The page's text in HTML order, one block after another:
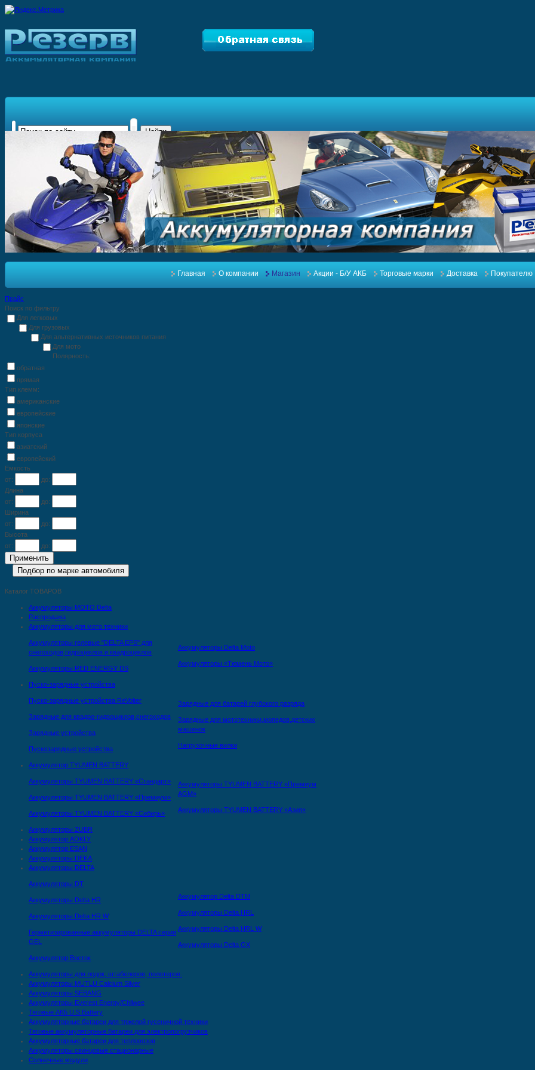
Главная О компании Магазин Акции - Б/У АКБ Торговые марки Доставка Покупателю
Прайс
Поиск по фильтру
Для легковых
Для грузовых
Для альтернативных источников питания
Для мото
Полярность:
обратная
прямая
Тип клемм:
американские
европейские
японские
Тип корпуса
азиатский
европейский
Емкость
от:
до:
Длина
от:
до:
Ширина
от:
до:
Высота
от:
до:
Каталог ТОВАРОВ
Аккумуляторы MOTO Delta
Распродажа
Аккумуляторы для мото техники
Аккумуляторы гелевые "DELTA EPS" для
снегоходов,гидроциклов и квадроциклов
Аккумуляторы RED ENERGY DS
Аккумуляторы Delta Moto
Аккумуляторы «Тюмень Мото»
Пуско-зарядные устройства
Пуско-зарядные устройства ReVolter
Зарядные для квадро-гидроциклов,снегоходов
Зарядные устройства
Пускозарядные устройства
Зарядные для батарей глубокого разряда
Зарядные для мототехники,мопедов,детских
машинок
Нагрузочные вилки
Аккумулятор TYUMEN BATTERY
Аккумуляторы TYUMEN BATTERY «Стандарт»
Аккумуляторы TYUMEN BATTERY «Премиум»
Аккумуляторы TYUMEN BATTERY «Сибирь»
Аккумуляторы TYUMEN BATTERY «Премиум
AGM»
Аккумуляторы TYUMEN BATTERY «Азия»
Аккумуляторы ZUBR
Аккумулятор AOKLY
Аккумулятор ESAN
Аккумуляторы DEKA
Аккумуляторы DELTA
Аккумуляторы DT
Аккумуляторы Delta HR
Аккумуляторы Delta HR W
Герметизированные аккумуляторы DELTA серии
GEL
Аккумулятор Восток
Аккумулятор Delta DTМ
Аккумуляторы Delta HRL
Аккумуляторы Delta HRL W
Аккумуляторы Delta GX
Аккумуляторы для лодок, штабелеров, полотеров.
Аккумуляторы MUTLU Calcium Silver
Аккумуляторы SEBANG
Аккумуляторы Everest Energy/Chilwee
Тяговые АКБ U.S.Battery
Аккумуляторные батареи для тяжелой гусеничной техники
Тяговые аккумуляторные батареи для электропогрузчиков
Аккумуляторные батареи для тепловозов
Аккумуляторы свинцовые стационарные
Солнечные модули